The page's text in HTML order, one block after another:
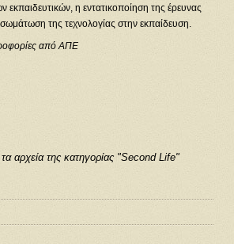
η εντατικοποίηση της έρευνας
της τεχνολογίας στην εκπαίδευση.
από ΑΠΕ
αρχεία της κατηγορίας "Second Life"